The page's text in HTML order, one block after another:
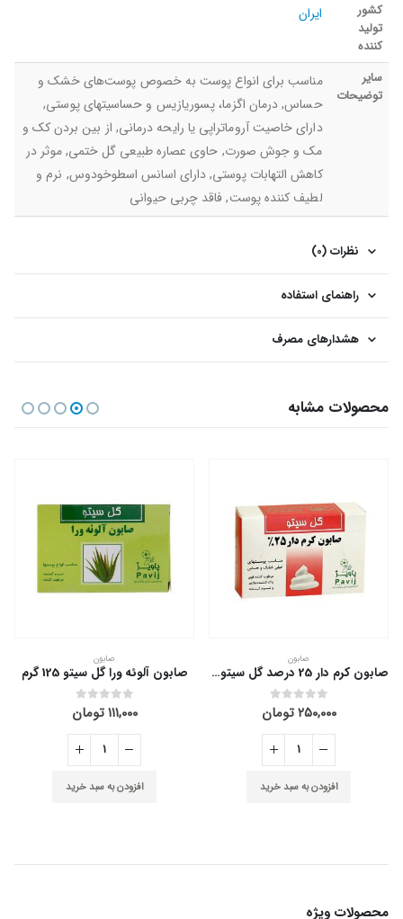
کشور
تولید
کننده
ایران
سایر
توضیحات
مناسب برای انواع پوست به خصوص پوست‌های خشک و
حساس, درمان اگزما، پسوریازیس و حساسیت‎های پوستی,
دارای خاصیت آروماتراپی یا رایحه درمانی, از بین بردن کک و
مک و جوش صورت, حاوی عصاره طبیعی گل ختمی, موثر در
کاهش التهابات پوستی, دارای اسانس اسطوخودوس, نرم و
لطیف کننده پوست, فاقد چربی حیوانی
نظرات (0)
راهنمای استفاده
هشدارهای مصرف
محصولات مشابه
صابون کرم دار 25 درصد گل سیتو 125 گرم صابون آلوئه ورا گل سیتو 125 گرم
۱۱۱,۰۰۰
افزودن به سبد خرید
صابون بابونه گل کوه 100 گرم
۱۲۴,۰۰۰
افزودن به سبد خرید
محصولات ویژه